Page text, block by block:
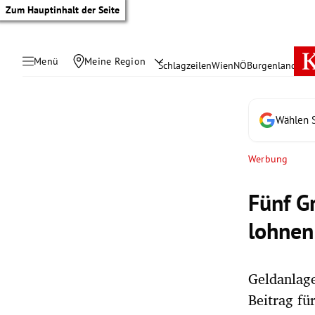
Zum Hauptinhalt der Seite
Menü Meine Region SchlagzeilenWienNÖBurgenland
Wählen
Werbung
Fünf
lohnen
Beitrag